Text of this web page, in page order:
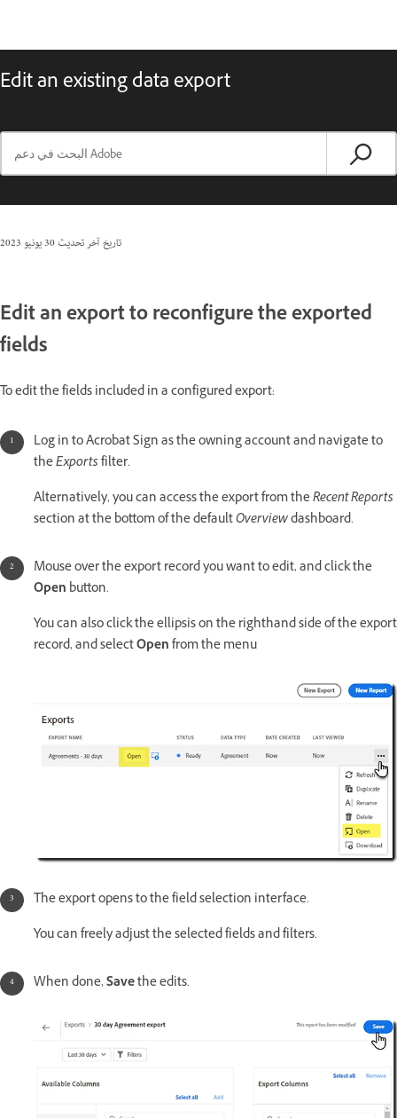
Edit an existing data export
تاريخ آخر تحديث30 يونيو 2023
Edit an export to reconfigure the exported
fields
To edit the fields included in a configured export:
Log in to Acrobat Sign as the owning account and navigate to
theExportsfilter.
Alternatively, you can access the export from theRecent Reports
section at the bottom of the defaultOverviewdashboard.
Mouse over the export record you want to edit, and click the
Open button.
You can also click the ellipsis on the righthand side of the export
record, and selectOpenfrom the menu
The export opens to the field selection interface.
You can freely adjust the selected fields and filters.
When done,Savethe edits.